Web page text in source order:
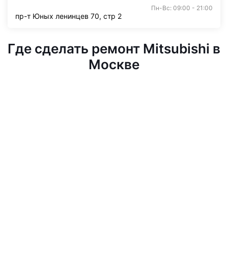
Пн-Вс: 09:00 - 21:00
пр-т Юных ленинцев 70, стр 2
Где сделать ремонт Mitsubishi в
Москве